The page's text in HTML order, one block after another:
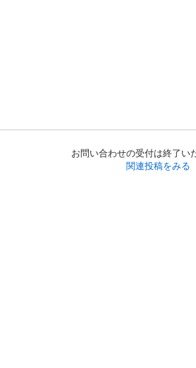
お問い合わせの受付は終了い
関連投稿をみる